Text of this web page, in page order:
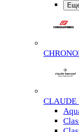
CLAUDE